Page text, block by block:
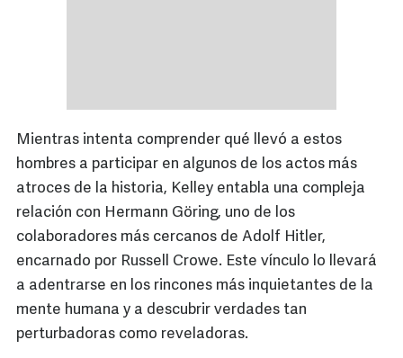
Mientras intenta comprender qué llevó a estos
hombres a participar en algunos de los actos más
atroces de la historia, Kelley entabla una compleja
relación con Hermann Göring, uno de los
colaboradores más cercanos de Adolf Hitler,
encarnado por Russell Crowe. Este vínculo lo llevará
a adentrarse en los rincones más inquietantes de la
mente humana y a descubrir verdades tan
perturbadoras como reveladoras.